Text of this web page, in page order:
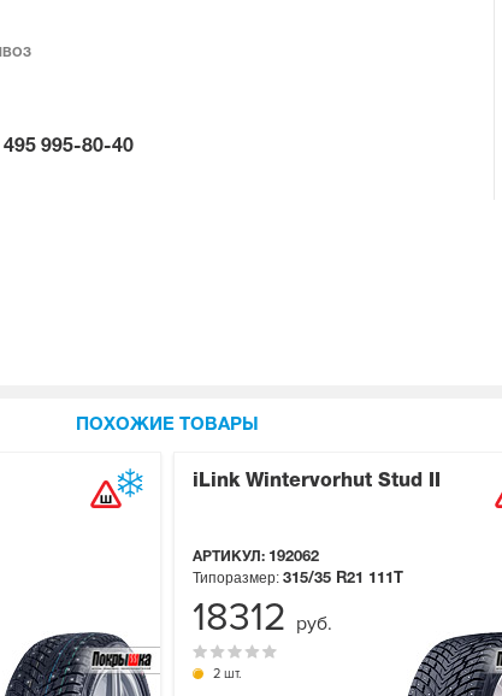
495 995-80-40
ПОХОЖИЕ ТОВАРЫ
iLink Wintervorhut Stud II
АРТИКУЛ: 192062
2 шт.
Типоразмер: 315/35 R21 111T
18312 руб.